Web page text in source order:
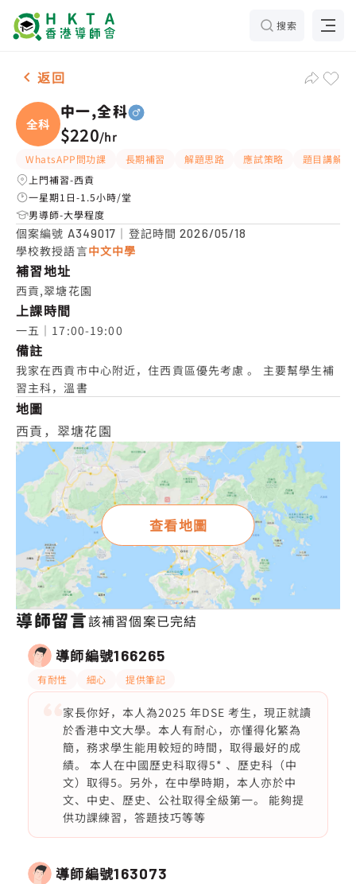
搜索
男-1名 中一,全科，西貢 補習推介
返回
全科
中一,全科
$220/hr
WhatsAPP問功課 長期補習 解題思路 應試策略
題目講解
上門補習-西貢
一星期1日-1.5小時/堂
男導師-大學程度
個案編號 A349017 ｜登記時間2026/05/18
學校教授語言中文中學
補習地址
西貢,翠塘花園
上課時間
一五｜17:00-19:00
備註
我家在西貢市中心附近，住西貢區優先考慮 。 主要幫學生補
習主科，溫書
地圖
西貢，翠塘花園
查看地圖
導師留言該補習個案已完結
導師編號166265
有耐性 細心 提供筆記
家長你好，本人為2025 年DSE 考生，現正就讀
於香港中文大學。本人有耐心，亦懂得化繁為
簡，務求學生能用較短的時間，取得最好的成
績。 本人在中國歷史科取得5* 、歷史科（中
文）取得5。另外，在中學時期，本人亦於中
文、中史、歷史、公社取得全級第一。 能夠提
供功課練習，答題技巧等等
導師編號163073